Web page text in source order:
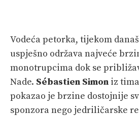
Vodeća petorka, tijekom
uspješno održava najveće
monotrupcima dok se
Nade. Sébastien Simon iz
pokazao je brzine dostojnije
sponzora nego jedriličarske